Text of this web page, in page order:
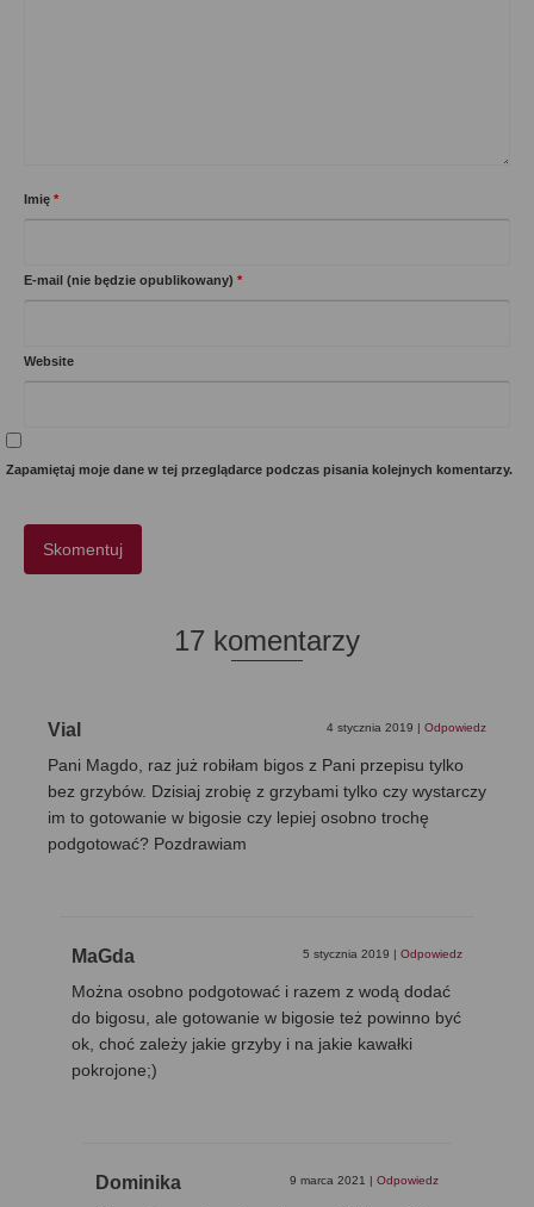
Imię *
E-mail (nie będzie opublikowany) *
Website
Zapamiętaj moje dane w tej przeglądarce podczas pisania kolejnych komentarzy.
17 komentarzy
Vial 4 stycznia 2019 | Odpowiedz
Pani Magdo, raz już robiłam bigos z Pani przepisu tylko
bez grzybów. Dzisiaj zrobię z grzybami tylko czy wystarczy
im to gotowanie w bigosie czy lepiej osobno trochę
podgotować? Pozdrawiam
MaGda 5 stycznia 2019 | Odpowiedz
Można osobno podgotować i razem z wodą dodać
do bigosu, ale gotowanie w bigosie też powinno być
ok, choć zależy jakie grzyby i na jakie kawałki
pokrojone;)
Dominika 9 marca 2021 | Odpowiedz